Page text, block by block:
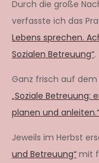
Durch die große
verfasste ich das
Lebens sprechen.
Sozialen Betreuung“.
Ganz frisch auf
„Soziale Betreuung:
planen und anleiten.“
Jeweils im Herbst
und Betreuung“ mit